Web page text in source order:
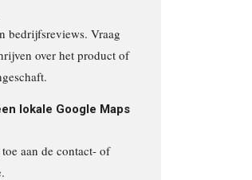
bedrijfsreviews. Vraag
over het product of
lokale Google Maps
aan de contact- of